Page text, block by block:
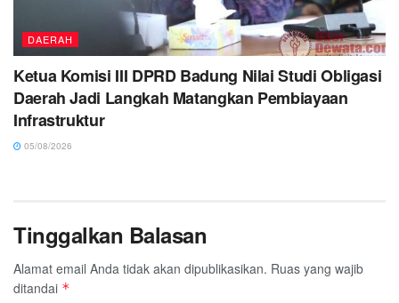
DAERAH
Ketua Komisi III DPRD Badung Nilai Studi Obligasi
Daerah Jadi Langkah Matangkan Pembiayaan
Infrastruktur
05/08/2026
Tinggalkan Balasan
Alamat email Anda tidak akan dipublikasikan. Ruas yang wajib
ditandai *